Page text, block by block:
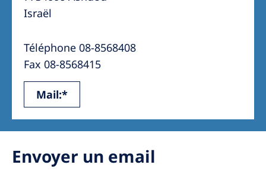
Asia Pacific
Philippines
North America
United States of America
Global Website
Israël
Téléphone 08-8568408
Fax 08-8568415
Mail:*
Envoyer un email